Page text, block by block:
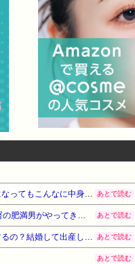
【マジかよ…】中学生の頃にネトゲを始めたんだけど、中学生の目線から見て「大人になってもこんなに中身幼いの！？」って人がいて衝撃だった… あとで読む
職場のスポーツイベントで水2リットルと麦茶2リットルを一本ずつ持参したら隣の部署の肥満男がやってきて… あとで読む
小梨の私へ嫌味言ってたトメが、標的をコトメに変えた→トメ「いつになったら結婚するの？結婚して出産してようやく一人前よ」普段はスルーするコトメだったが… あとで読む
あとで読む